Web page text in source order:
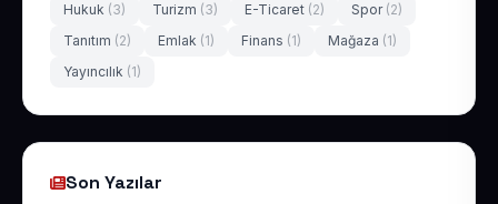
Hukuk (3) Turizm (3) E-Ticaret (2) Spor (2)
Tanıtım (2) Emlak (1) Finans (1) Mağaza (1)
Yayıncılık (1)
Son Yazılar